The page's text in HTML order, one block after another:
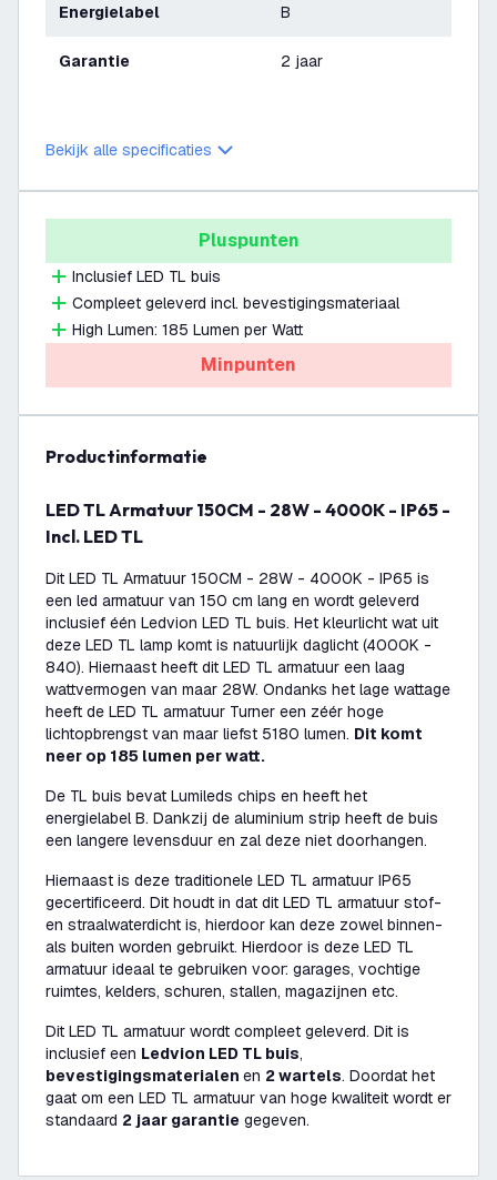
Energielabel B
Garantie 2 jaar
Bekijk alle specificaties
Pluspunten
Inclusief LED TL buis
Compleet geleverd incl. bevestigingsmateriaal
High Lumen: 185 Lumen per Watt
Minpunten
productinformatie
LED TL Armatuur 150CM - 28W - 4000K - IP65 -
Incl. LED TL
Dit LED TL Armatuur 150CM - 28W - 4000K - IP65 is
een led armatuur van 150 cm lang en wordt geleverd
inclusief één Ledvion LED TL buis. Het kleurlicht wat uit
deze LED TL lamp komt is natuurlijk daglicht (4000K -
840). Hiernaast heeft dit LED TL armatuur een laag
wattvermogen van maar 28W. Ondanks het lage wattage
heeft de LED TL armatuur Turner een zéér hoge
lichtopbrengst van maar liefst 5180 lumen. Dit komt
neer op 185 lumen per watt.
De TL buis bevat Lumileds chips en heeft het
energielabel B. Dankzij de aluminium strip heeft de buis
een langere levensduur en zal deze niet doorhangen.
Hiernaast is deze traditionele LED TL armatuur IP65
gecertificeerd. Dit houdt in dat dit LED TL armatuur stof-
en straalwaterdicht is, hierdoor kan deze zowel binnen-
als buiten worden gebruikt. Hierdoor is deze LED TL
armatuur ideaal te gebruiken voor: garages, vochtige
ruimtes, kelders, schuren, stallen, magazijnen etc.
Dit LED TL armatuur wordt compleet geleverd. Dit is
inclusief een Ledvion LED TL buis,
bevestigingsmaterialen en 2 wartels. Doordat het
gaat om een LED TL armatuur van hoge kwaliteit wordt er
standaard 2 jaar garantie gegeven.